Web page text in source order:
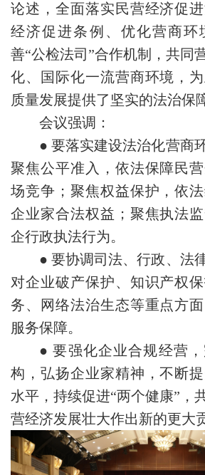
论述，全面落实民营经济促
经济促进条例、优化营商环
善“公检法司”合作机制，共同
化、国际化一流营商环境，
质量发展提供了坚实的法治保
会议强调：
● 要落实建设法治化营商
聚焦公平准入，依法保障民
场竞争；聚焦权益保护，依
企业家合法权益；聚焦执法
企行政执法行为。
● 要协调司法、行政、法
对企业破产保护、知识产权
务、网络法治生态等重点方
服务保障。
● 要强化企业合规经营
构，弘扬企业家精神，不断
水平，持续促进“两个健康”，
营经济发展壮大作出新的更大